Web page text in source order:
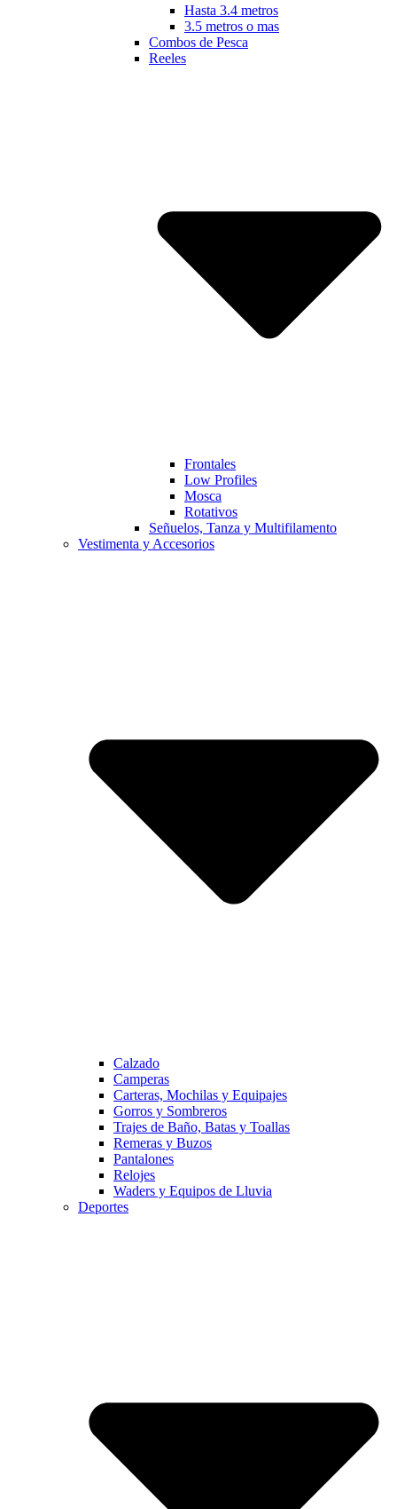
Hasta 3.4 metros
3.5 metros o mas
Combos de Pesca
Reeles
Frontales
Low Profiles
Mosca
Rotativos
Señuelos, Tanza y Multifilamento
Vestimenta y Accesorios
Calzado
Camperas
Carteras, Mochilas y Equipajes
Gorros y Sombreros
Trajes de Baño, Batas y Toallas
Remeras y Buzos
Pantalones
Relojes
Waders y Equipos de Lluvia
Deportes